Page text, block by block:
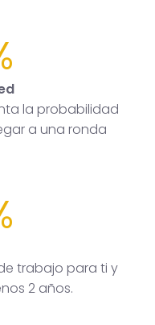
la probabilidad
a una ronda
trabajo para ti y
2 años.